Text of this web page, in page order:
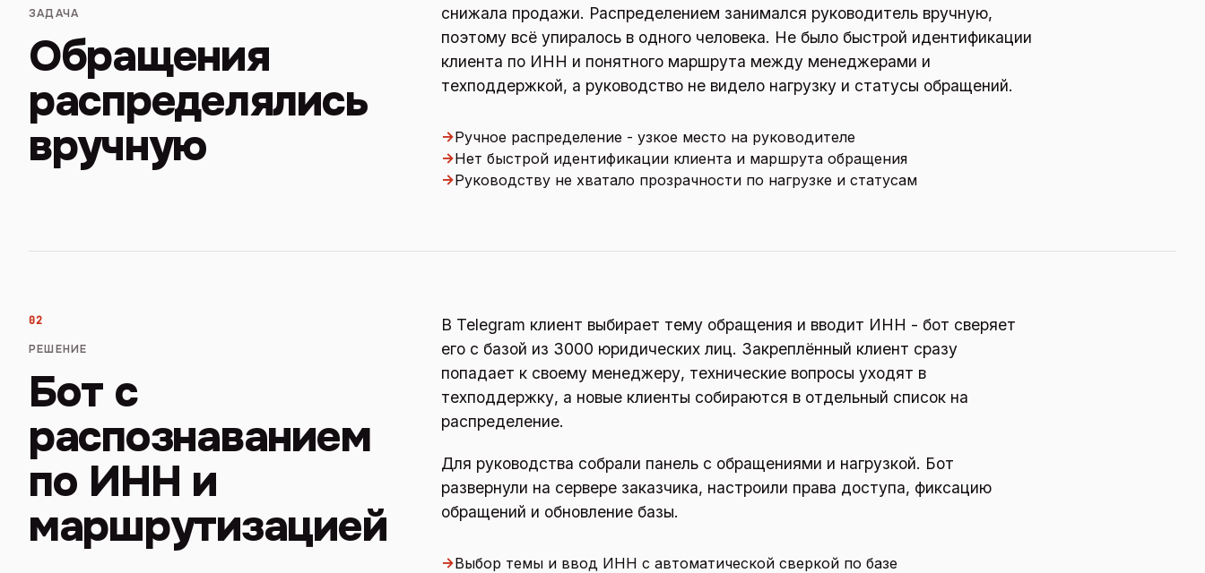
ЗАДАЧА
Обращения
распределялись
вручную
снижала продажи. Распределением занимался руководитель вручную,
поэтому всё упиралось в одного человека. Не было быстрой идентификации
клиента по ИНН и понятного маршрута между менеджерами и
техподдержкой, а руководство не видело нагрузку и статусы обращений.
→Ручное распределение - узкое место на руководителе
→Нет быстрой идентификации клиента и маршрута обращения
→Руководству не хватало прозрачности по нагрузке и статусам
02
РЕШЕНИЕ
Бот с
распознаванием
по ИНН и
маршрутизацией
В Telegram клиент выбирает тему обращения и вводит ИНН - бот сверяет
его с базой из 3000 юридических лиц. Закреплённый клиент сразу
попадает к своему менеджеру, технические вопросы уходят в
техподдержку, а новые клиенты собираются в отдельный список на
распределение.
Для руководства собрали панель с обращениями и нагрузкой. Бот
развернули на сервере заказчика, настроили права доступа, фиксацию
обращений и обновление базы.
→Выбор темы и ввод ИНН с автоматической сверкой по базе